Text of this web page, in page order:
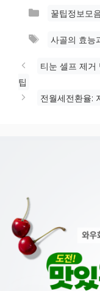
카
고
꿀팁정보모
태
사골의 효능
티눈 셀프 제거
팁
전월세전환율: